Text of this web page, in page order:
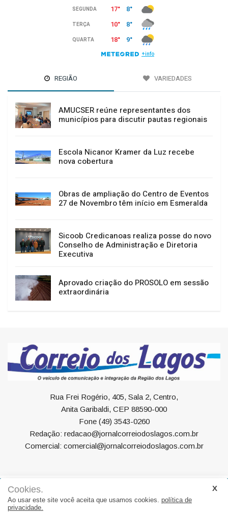
REGIÃO VARIEDADES
AMUCSER reúne representantes dos
municípios para discutir pautas regionais
Escola Nicanor Kramer da Luz recebe
nova cobertura
Obras de ampliação do Centro de Eventos
27 de Novembro têm início em Esmeralda
Sicoob Credicanoas realiza posse do novo
Conselho de Administração e Diretoria
Executiva
Aprovado criação do PROSOLO em sessão
extraordinária
Rua Frei Rogério, 405, Sala 2, Centro,
Anita Garibaldi, CEP 88590-000
Fone (49) 3543-0260
Redação: redacao@jornalcorreiodoslagos.com.br
Comercial: comercial@jornalcorreiodoslagos.com.br
Geral Política Economia Saúde
Variedades
Eventos
Cookies.
Ao usar este site você aceita que usamos cookies. política de
privacidade.